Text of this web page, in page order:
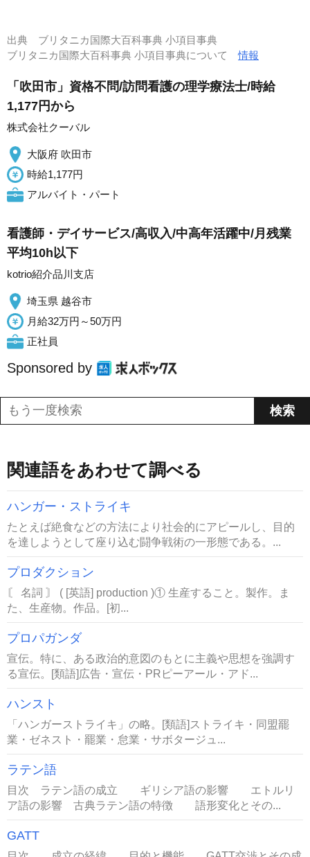
出典 ブリタニカ国際大百科事典 小項目事典
ブリタニカ国際大百科事典 小項目事典について情報
「吹田市」資格不問/訪問看護の理学療法士/時給
1,177円から
株式会社クーバル
大阪府 吹田市
時給1,177円
アルバイト・パート
看護師・デイサービス/高収入/中高年活躍中/月残業
平均10h以下
kotrio紹介品川支店
埼玉県 越谷市
月給32万円～50万円
正社員
Sponsored by
関連語をあわせて調べる
ハンガー・ストライキ
たとえば絶食などの方法により社会的にアピールし、目的
を達しようとして座り込む闘争戦術の一形態である。...
プロダクション
〘 名詞 〙 ( [英語] production )① 生産すること。製作。ま
た、生産物。作品。[初...
プロパガンダ
宣伝。特に、ある政治的意図のもとに主義や思想を強調す
る宣伝。[類語]広告・宣伝・PRピーアール・アド...
ハンスト
「ハンガーストライキ」の略。[類語]ストライキ・同盟罷
業・ゼネスト・罷業・怠業・サボタージュ...
ラテン語
目次 ラテン語の成立 ギリシア語の影響 エトルリ
ア語の影響 古典ラテン語の特徴 語形変化とその...
GATT